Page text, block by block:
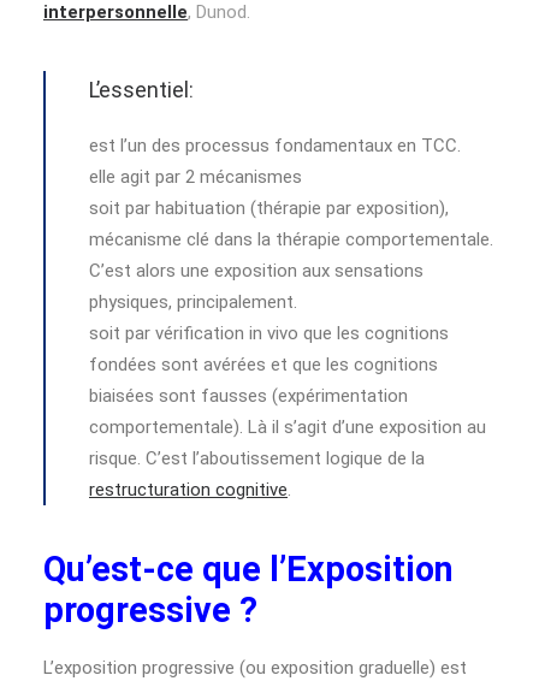
interpersonnelle, Dunod.
L’essentiel:
est l’un des processus fondamentaux en TCC.
elle agit par 2 mécanismes
soit par habituation (thérapie par exposition),
mécanisme clé dans la thérapie comportementale.
C’est alors une exposition aux sensations
physiques, principalement.
soit par vérification in vivo que les cognitions
fondées sont avérées et que les cognitions
biaisées sont fausses (expérimentation
comportementale). Là il s’agit d’une exposition au
risque. C’est l’aboutissement logique de la
restructuration cognitive.
Qu’est-ce que l’Exposition
progressive ?
L’exposition progressive (ou exposition graduelle) est